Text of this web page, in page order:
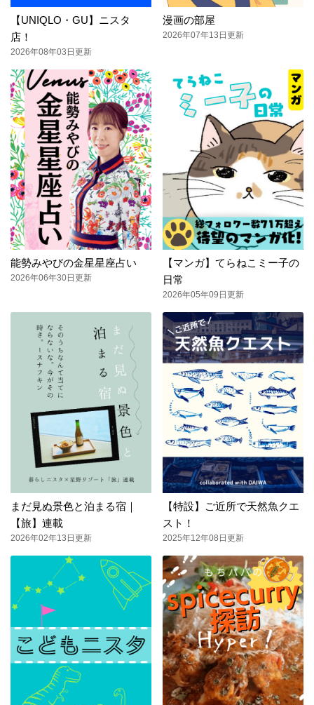
【UNIQLO・GU】ニスタ
店！
2026年08年03日更新
漫画の部屋
2026年07年13日更新
能勢みやびの金星星座占い
2026年06年30日更新
【マンガ】てらねこミー子の
日常
2026年05年09日更新
まだ見ぬ景色と泊まる宿｜
【旅】連載
2026年02年13日更新
【特設】ご近所で天然魚クエ
スト！
2025年12年08日更新